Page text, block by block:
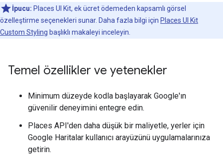
İpucu: Places UI Kit, ek ücret ödemeden kapsamlı görsel
özelleştirme seçenekleri sunar. Daha fazla bilgi için Places UI Kit
Custom Styling başlıklı makaleyi inceleyin.
Temel özellikler ve yetenekler
Minimum düzeyde kodla başlayarak Google'ın
güvenilir deneyimini entegre edin.
Places API'den daha düşük bir maliyetle, yerler için
Google Haritalar kullanıcı arayüzünü uygulamalarınıza
getirin.